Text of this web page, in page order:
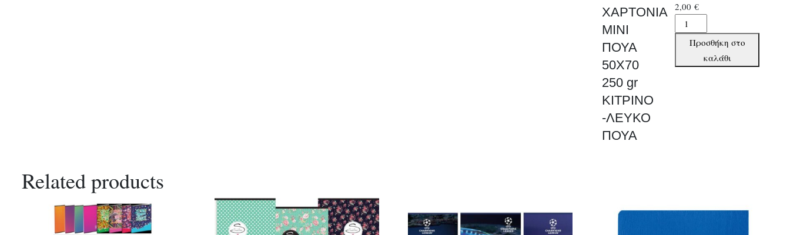
ΧΑΡΤΟΝΙΑ
ΜΙΝΙ
ΠΟΥΑ
50Χ70
250 gr
ΚΙΤΡΙΝΟ
-ΛΕΥΚΟ
ΠΟΥΑ
2,00€
ΧΑΡΤΟΝΙΑ
ΜΙΝΙ
50Χ70
Προσθήκη στο
καλάθι
Related products